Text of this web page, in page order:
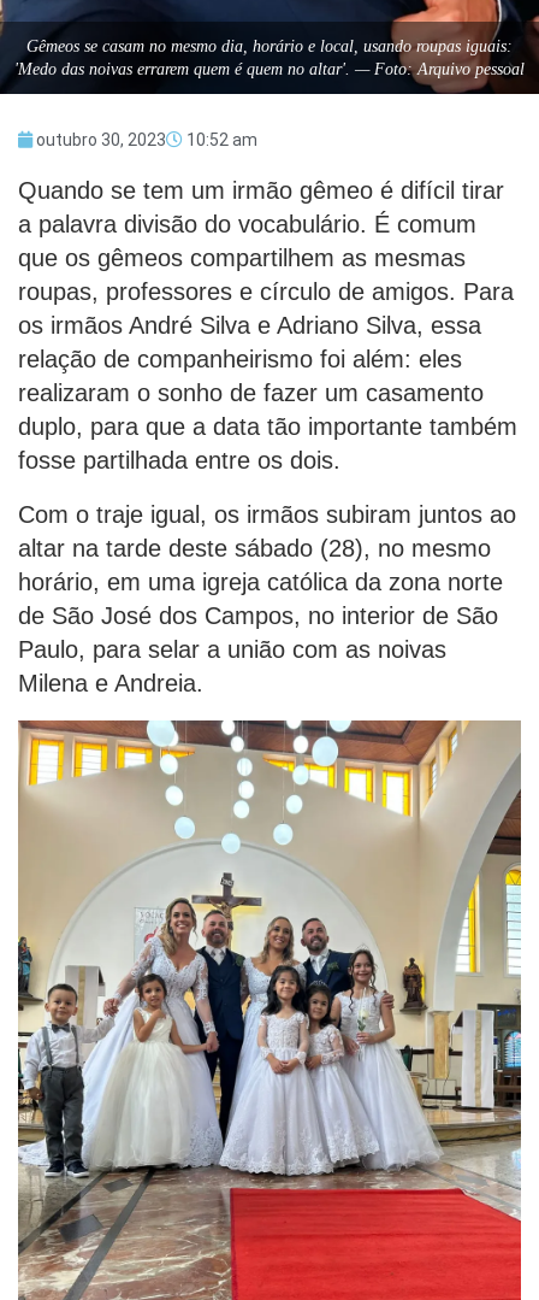
Gêmeos se casam no mesmo dia, horário e local, usando roupas iguais:
'Medo das noivas errarem quem é quem no altar'. — Foto: Arquivo pessoal
outubro 30, 2023 10:52 am
Quando se tem um irmão gêmeo é difícil tirar
a palavra divisão do vocabulário. É comum
que os gêmeos compartilhem as mesmas
roupas, professores e círculo de amigos. Para
os irmãos André Silva e Adriano Silva, essa
relação de companheirismo foi além: eles
realizaram o sonho de fazer um casamento
duplo, para que a data tão importante também
fosse partilhada entre os dois.
Com o traje igual, os irmãos subiram juntos ao
altar na tarde deste sábado (28), no mesmo
horário, em uma igreja católica da zona norte
de São José dos Campos, no interior de São
Paulo, para selar a união com as noivas
Milena e Andreia.